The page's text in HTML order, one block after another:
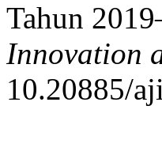
Tahun
Innovation
10.20885/